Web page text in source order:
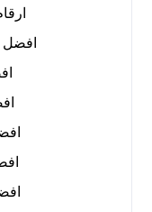
افضل 10 شركات تنظيف المنازل